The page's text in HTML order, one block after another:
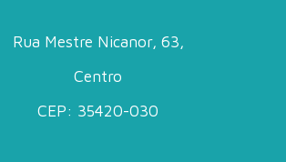
Rua Mestre Nicanor, 63,
Centro
CEP: 35420-030